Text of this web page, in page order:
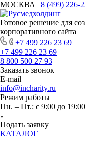
МОСКВА | 8 (499) 226-
Готовое решение для
корпоративного сайта
+7 499 226 23 69
+7 499 226 23 69
8 800 500 27 93
Заказать звонок
E-mail
info@incharity.ru
Режим работы
Пн. – Пт.: с 9:00 до 19:00
Подать заявку
КАТАЛОГ